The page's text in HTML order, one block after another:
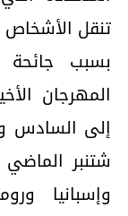
تنقل
بسبب
المهرجان
إلى السادس
شتنبر
وإسبانيا